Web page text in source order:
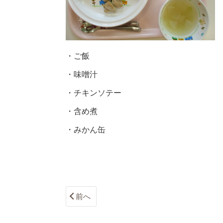
・ご飯
・味噌汁
・チキンソテー
・含め煮
・みかん缶
前へ